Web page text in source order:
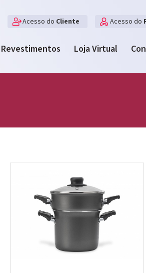
Acesso do Cliente Acesso do
Revestimentos Loja Virtual